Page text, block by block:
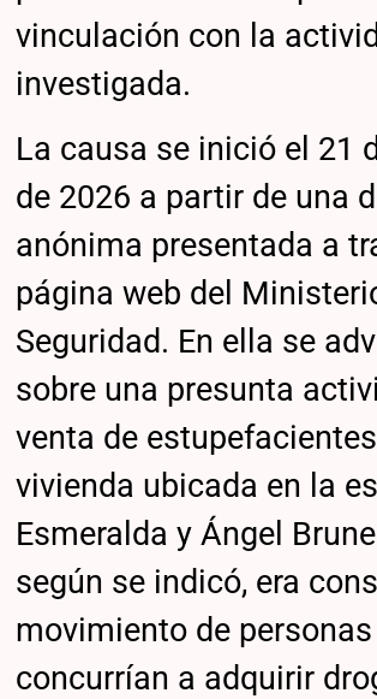
vinculación con la
investigada.
La causa se inició el 21
de 2026 a partir de una
anónima presentada a
página web del
Seguridad. En ella se
sobre una presunta
venta de
vivienda ubicada en la
Esmeralda y Ángel
según se indicó, era
movimiento de
concurrían a adquirir